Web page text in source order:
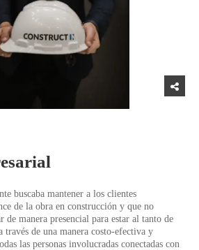
buscaba mantener a los clientes
de la obra en construcción y que no
de manera presencial para estar al tanto de
través de una manera costo-efectiva y
las personas involucradas conectadas con